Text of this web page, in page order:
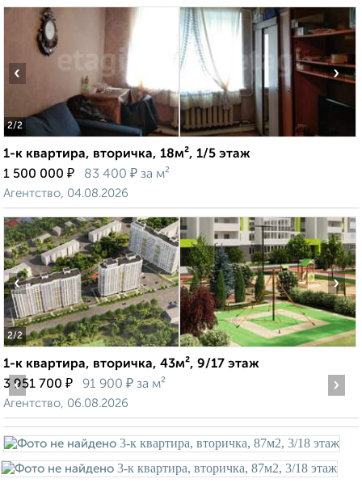
2/2
‹ ›
1-к квартира, вторичка, 18м², 1/5 этаж
1 500 000 ₽ 83 400 ₽ за м²
Агентство, 04.08.2026
2/2
‹ ›
1-к квартира, вторичка, 43м², 9/17 этаж
3 951 700 ₽ 91 900 ₽ за м²
Агентство, 06.08.2026
‹ ›